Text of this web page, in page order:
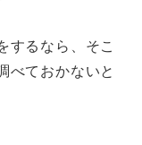
するなら、そこ
べておかないと